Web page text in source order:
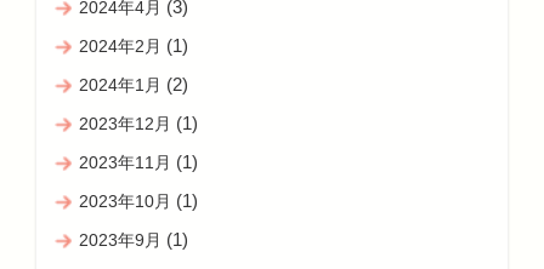
2024年4月 (3)
2024年2月 (1)
2024年1月 (2)
2023年12月 (1)
2023年11月 (1)
2023年10月 (1)
2023年9月 (1)